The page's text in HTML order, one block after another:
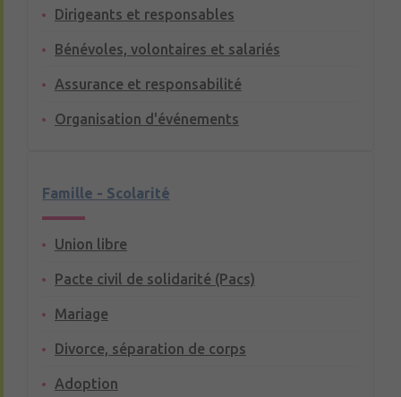
Dirigeants et responsables
Bénévoles, volontaires et salariés
Assurance et responsabilité
Organisation d'événements
Famille - Scolarité
Union libre
Pacte civil de solidarité (Pacs)
Mariage
Divorce, séparation de corps
Adoption